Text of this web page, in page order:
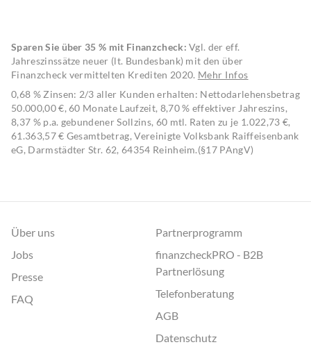
Sparen Sie über 35 % mit Finanzcheck: Vgl. der eff.
Jahreszinssätze neuer (lt. Bundesbank) mit den über
Finanzcheck vermittelten Krediten 2020. Mehr Infos
0,68 % Zinsen: 2/3 aller Kunden erhalten: Nettodarlehensbetrag
50.000,00 €, 60 Monate Laufzeit, 8,70 % effektiver Jahreszins,
8,37 % p.a. gebundener Sollzins, 60 mtl. Raten zu je 1.022,73 €,
61.363,57 € Gesamtbetrag, Vereinigte Volksbank Raiffeisenbank
eG, Darmstädter Str. 62, 64354 Reinheim.(§17 PAngV)
Über uns
Jobs
Presse
FAQ
Partnerprogramm
finanzcheckPRO - B2B
Partnerlösung
Telefonberatung
AGB
Datenschutz